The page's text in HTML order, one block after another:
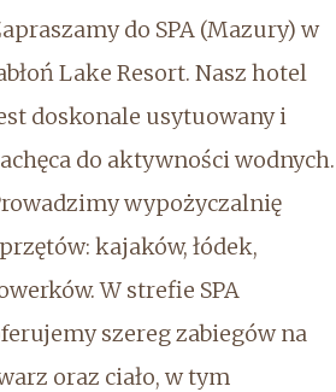
do SPA (Mazury) w
Lake Resort. Nasz hotel
doskonale usytuowany i
do aktywności wodnych.
wypożyczalnię
kajaków, łódek,
W strefie SPA
szereg zabiegów na
oraz ciało, w tym